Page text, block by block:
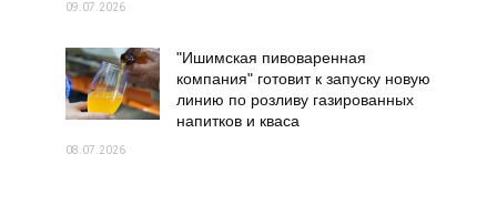
09.07.2026
"Ишимская пивоваренная
компания" готовит к запуску новую
линию по розливу газированных
напитков и кваса
08.07.2026